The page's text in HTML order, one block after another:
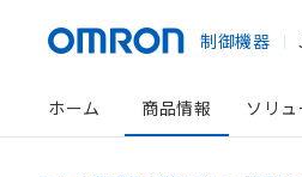
制御機器
ホーム 商品情報 ソリ